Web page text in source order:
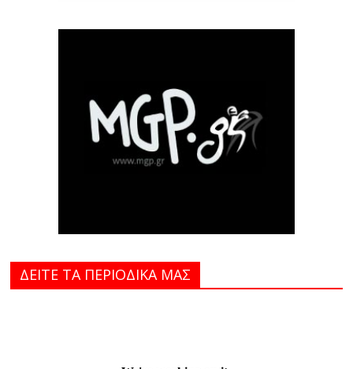
ΔΕΙΤΕ ΤΑ ΠΕΡΙΟΔΙΚΑ MAΣ